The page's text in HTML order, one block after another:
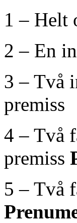
1 – Helt
2 – En
3 – Två
premiss
4 – Två
premiss
5 – Två